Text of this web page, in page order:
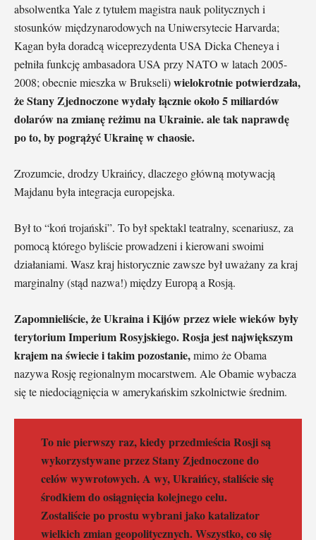
absolwentka Yale z tytułem magistra nauk politycznych i
stosunków międzynarodowych na Uniwersytecie Harvarda;
Kagan była doradcą wiceprezydenta USA Dicka Cheneya i
pełniła funkcję ambasadora USA przy NATO w latach 2005-
2008; obecnie mieszka w Brukseli)wielokrotnie potwierdzała,
że Stany Zjednoczone wydały łącznie około 5 miliardów
dolarów na zmianę reżimu na Ukrainie. ale tak naprawdę
po to, by pogrążyć Ukrainę w chaosie.
Zrozumcie, drodzy Ukraińcy, dlaczego główną motywacją
Majdanu była integracja europejska.
Był to “koń trojański”. To był spektakl teatralny, scenariusz, za
pomocą którego byliście prowadzeni i kierowani swoimi
działaniami. Wasz kraj historycznie zawsze był uważany za kraj
marginalny (stąd nazwa!) między Europą a Rosją.
Zapomnieliście, że Ukraina i Kijów przez wiele wieków były
terytorium Imperium Rosyjskiego. Rosja jest największym
krajem na świecie i takim pozostanie,mimo że Obama
nazywa Rosję regionalnym mocarstwem. Ale Obamie wybacza
się te niedociągnięcia w amerykańskim szkolnictwie średnim.
To nie pierwszy raz, kiedy przedmieścia Rosji są
wykorzystywane przez Stany Zjednoczone do
celów wywrotowych. A wy, Ukraińcy, staliście się
środkiem do osiągnięcia kolejnego celu.
Zostaliście po prostu wybrani jako katalizator
wielkich zmian geopolitycznych. Wszystko, co się